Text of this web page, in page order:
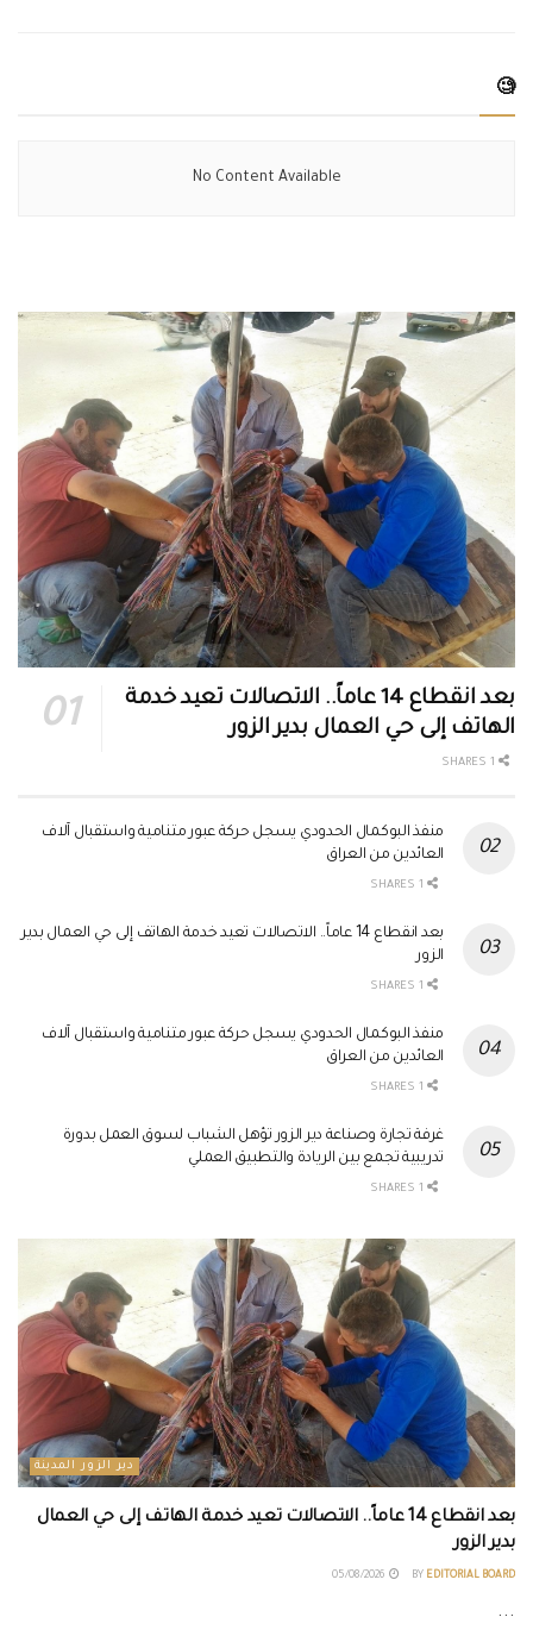
🧐
No Content Available
بعد انقطاع 14 عاماً.. الاتصالات تعيد خدمة
الهاتف إلى حي العمال بدير الزور
منفذ البوكمال الحدودي يسجل حركة عبور متنامية واستقبال آلاف
العائدين من العراق
بعد انقطاع 14 عاماً.. الاتصالات تعيد خدمة الهاتف إلى حي العمال بدير
الزور
منفذ البوكمال الحدودي يسجل حركة عبور متنامية واستقبال آلاف
العائدين من العراق
غرفة تجارة وصناعة دير الزور تؤهل الشباب لسوق العمل بدورة
تدريبية تجمع بين الريادة والتطبيق العملي
دير الزور المدينة
بعد انقطاع 14 عاماً.. الاتصالات تعيد خدمة الهاتف إلى حي العمال
بدير الزور
BY EDITORIAL BOARD
...